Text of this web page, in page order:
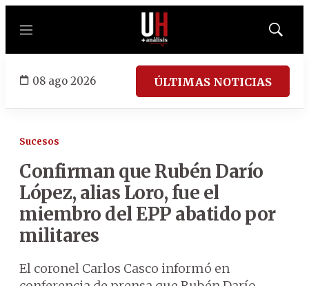
Menú
Mostrar
08 ago 2026 ÚLTIMAS NOTICIAS
Sucesos
Confirman que Rubén Darío
López, alias Loro, fue el
miembro del EPP abatido por
militares
El coronel Carlos Casco informó en